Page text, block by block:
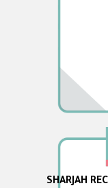
SHARJAH